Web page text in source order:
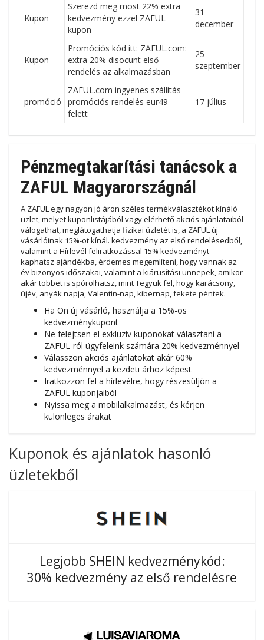
Kupon
Szerezd meg most 22% extra
kedvezmény ezzel ZAFUL
kupon
31
december
Kupon
Promóciós kód itt: ZAFUL.com:
extra 20% disocunt első
rendelés az alkalmazásban
25
szeptember
promóció
ZAFUL.com ingyenes szállítás
promóciós rendelés eur49
felett
17 július
Pénzmegtakarítási tanácsok a
ZAFUL Magyarországnál
A ZAFUL egy nagyon jó áron széles termékválasztékot kínáló
üzlet, melyet kuponlistájából vagy elérhető akciós ajánlataiból
válogathat, meglátogathatja fizikai üzletét is, a ZAFUL új
vásárlóinak 15%-ot kínál. kedvezmény az első rendelésedből,
valamint a Hírlevél feliratkozással 15% kedvezményt
kaphatsz ajándékba, érdemes megemlíteni, hogy vannak az
év bizonyos időszakai, valamint a kiárusítási ünnepek, amikor
akár többet is spórolhatsz, mint Tegyük fel, hogy karácsony,
újév, anyák napja, Valentin-nap, kibernap, fekete péntek.
Ha Ön új vásárló, használja a 15%-os
kedvezménykupont
Ne felejtsen el exkluzív kuponokat választani a
ZAFUL-ról ügyfeleink számára 20% kedvezménnyel
Válasszon akciós ajánlatokat akár 60%
kedvezménnyel a kezdeti árhoz képest
Iratkozzon fel a hírlevélre, hogy részesüljön a
ZAFUL kuponjaiból
Nyissa meg a mobilalkalmazást, és kérjen
különleges árakat
Kuponok és ajánlatok hasonló
üzletekből
Legjobb SHEIN kedvezménykód:
30% kedvezmény az első rendelésre